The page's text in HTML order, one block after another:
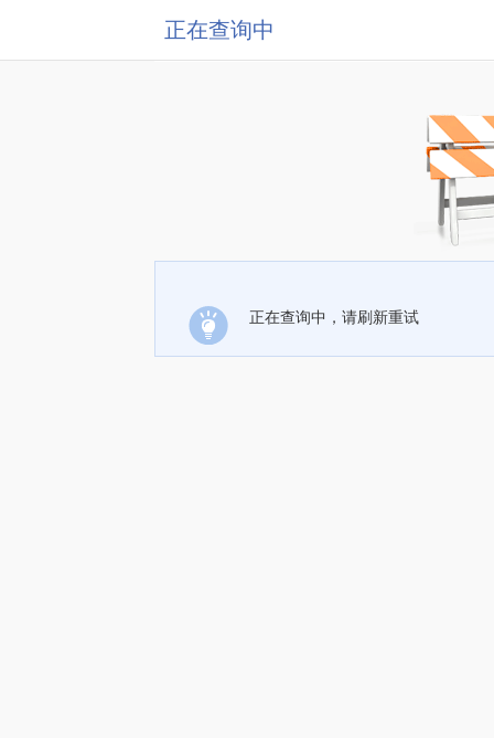
正在查询中
正在查询中，请刷新重试